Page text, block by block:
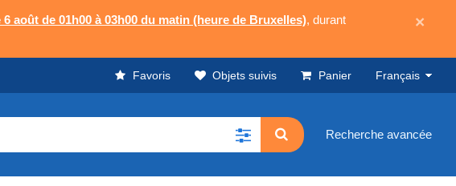
6 août de 01h00 à 03h00 du matin (heure de Bruxelles), durant
×
Favoris Objets suivis Panier Français
Recherche avancée